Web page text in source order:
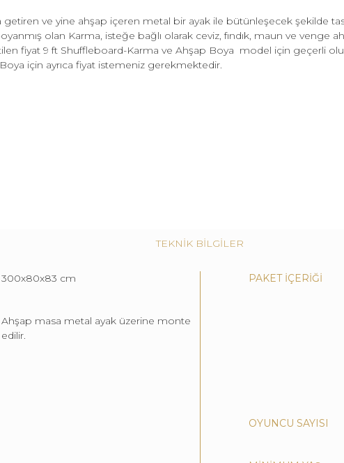
ve yine ahşap içeren metal bir ayak ile bütünleşecek şekilde
olan Karma, isteğe bağlı olarak ceviz, fındık, maun ve
fiyat 9 ft Shuffleboard-Karma ve Ahşap Boya model için geçerli
için ayrıca fiyat istemeniz gerekmektedir.
TEKNİK BİLGİLER
300x80x83 cm
Ahşap masa metal ayak üzerine monte
edilir.
PAKET İÇERİĞİ
OYUNCU SAYISI